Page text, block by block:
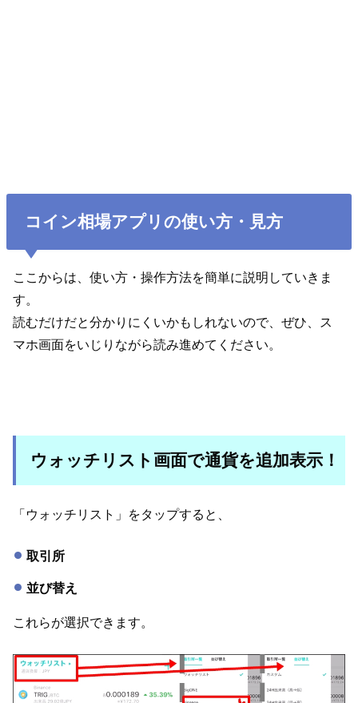
コイン相場アプリの使い方・見方
ここからは、使い方・操作方法を簡単に説明していきま
す。
読むだけだと分かりにくいかもしれないので、ぜひ、ス
マホ画面をいじりながら読み進めてください。
ウォッチリスト画面で通貨を追加表示！
「ウォッチリスト」をタップすると、
取引所
並び替え
これらが選択できます。